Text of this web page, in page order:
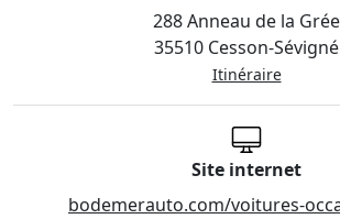
288 Anneau de la Grée
35510 Cesson-Sévigné
Itinéraire
Site internet
bodemerauto.com/voitures-